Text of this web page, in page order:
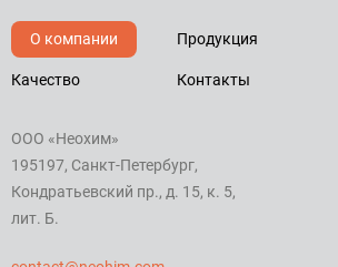
О компании Продукция
Качество Контакты
ООО «Неохим»
195197, Санкт-Петербург,
Кондратьевский пр., д. 15, к. 5,
лит. Б.